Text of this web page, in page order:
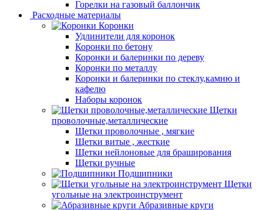
Горелки на газовый баллончик
Расходные материалы
Коронки
Удлинители для коронок
Коронки по бетону
Коронки и балеринки по дереву
Коронки по металлу
Коронки и балеринки по стеклу,камню и
кафелю
Наборы коронок
Щетки
проволочные,металлические
Щетки проволочные , мягкие
Щетки витые , жесткие
Щетки нейлоновые для браширования
Щетки ручные
Подшипники
Щетки
угольные на электроинструмент
Абразивные круги